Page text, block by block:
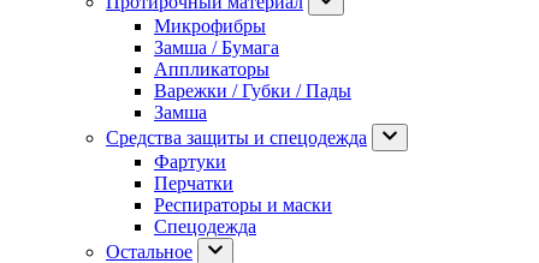
Микрофибры
Замша / Бумага
Аппликаторы
Варежки / Губки / Пады
Замша
Средства защиты и спецодежда
Фартуки
Перчатки
Респираторы и маски
Спецодежда
Остальное